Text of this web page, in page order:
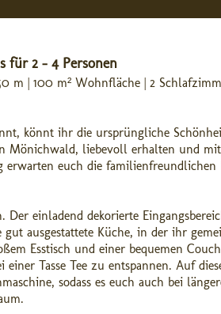
für 2 - 4 Personen
m | 100 m² Wohnfläche | 2
könnt ihr die ursprüngliche
Mönichwald, liebevoll erhalten und
euch die familienfreundlichen
einladend dekorierte
ausgestattete Küche, in der ihr
Esstisch und einer bequemen
Tasse Tee zu entspannen. Auf
sodass es euch auch bei